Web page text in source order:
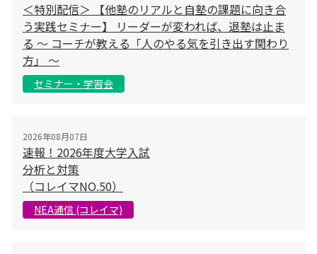
＜特別配信＞ 【他塾のリアルと自塾の課題に向き合
う実践セミナー】 リーダーが変われば、退塾は止ま
る 〜 コーチが教える「人のやる気を引き出す関わり
方」 〜
セミナー・学習会
2026年08月07日
速報！2026年度大学入試
分析と対策
（コレイマNO.50）
NEA通信 (コレイマ)